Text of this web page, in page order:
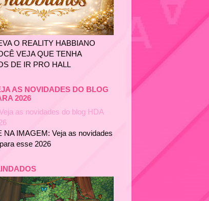
O REALITY HABBIANO
VEJA QUE TENHA
DE IR PRO HALL
AS NOVIDADES DO BLOG
2026
NA IMAGEM: Veja as novidades
esse 2026